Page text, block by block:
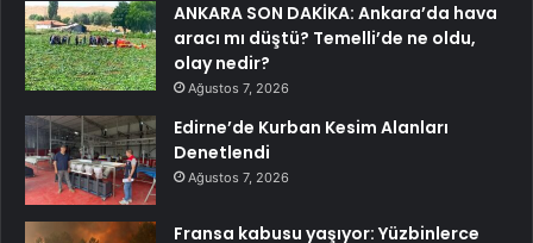
ANKARA SON DAKİKA: Ankara’da hava
aracı mı düştü? Temelli’de ne oldu,
olay nedir?
Ağustos 7, 2026
Edirne’de Kurban Kesim Alanları
Denetlendi
Ağustos 7, 2026
Fransa kabusu yaşıyor: Yüzbinlerce